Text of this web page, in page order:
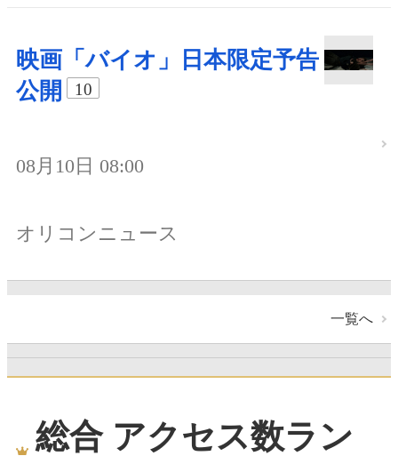
映画「バイオ」日本限定予告
公開
10
08月10日 08:00
オリコンニュース
一覧へ
総合 アクセス数ラン